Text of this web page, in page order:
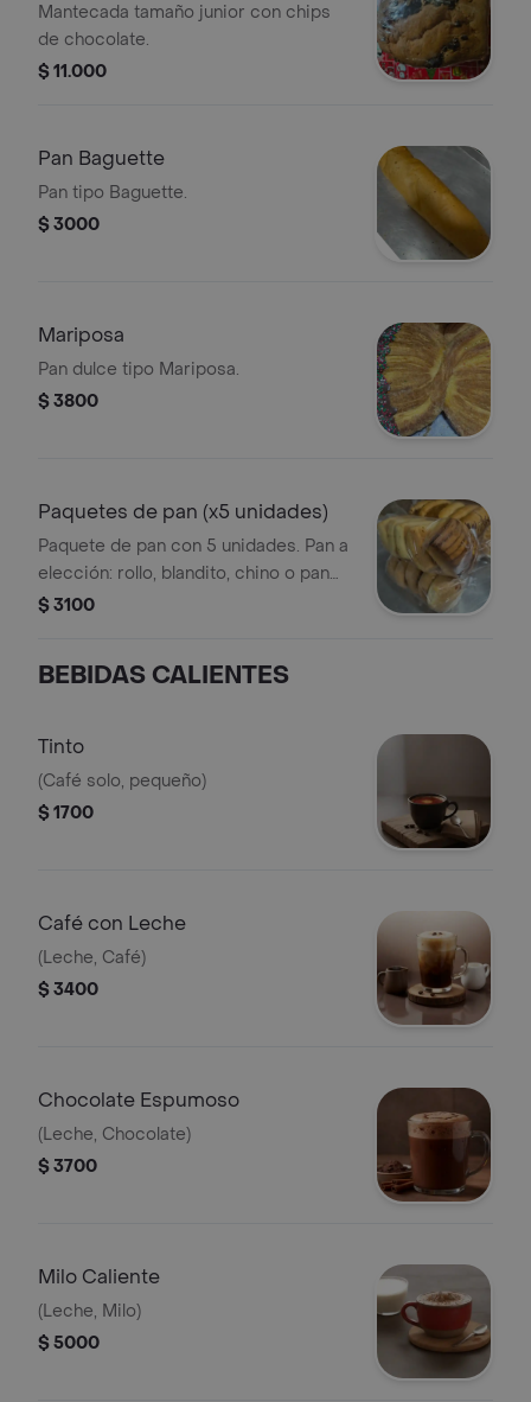
Mantecada tamaño junior con chips
de chocolate.
$ 11.000
Pan Baguette
Pan tipo Baguette.
$ 3000
Mariposa
Pan dulce tipo Mariposa.
$ 3800
Paquetes de pan (x5 unidades)
Paquete de pan con 5 unidades. Pan a
elección: rollo, blandito, chino o pan
pera.
$ 3100
BEBIDAS CALIENTES
Tinto
(Café solo, pequeño)
$ 1700
Café con Leche
(Leche, Café)
$ 3400
Chocolate Espumoso
(Leche, Chocolate)
$ 3700
Milo Caliente
(Leche, Milo)
$ 5000